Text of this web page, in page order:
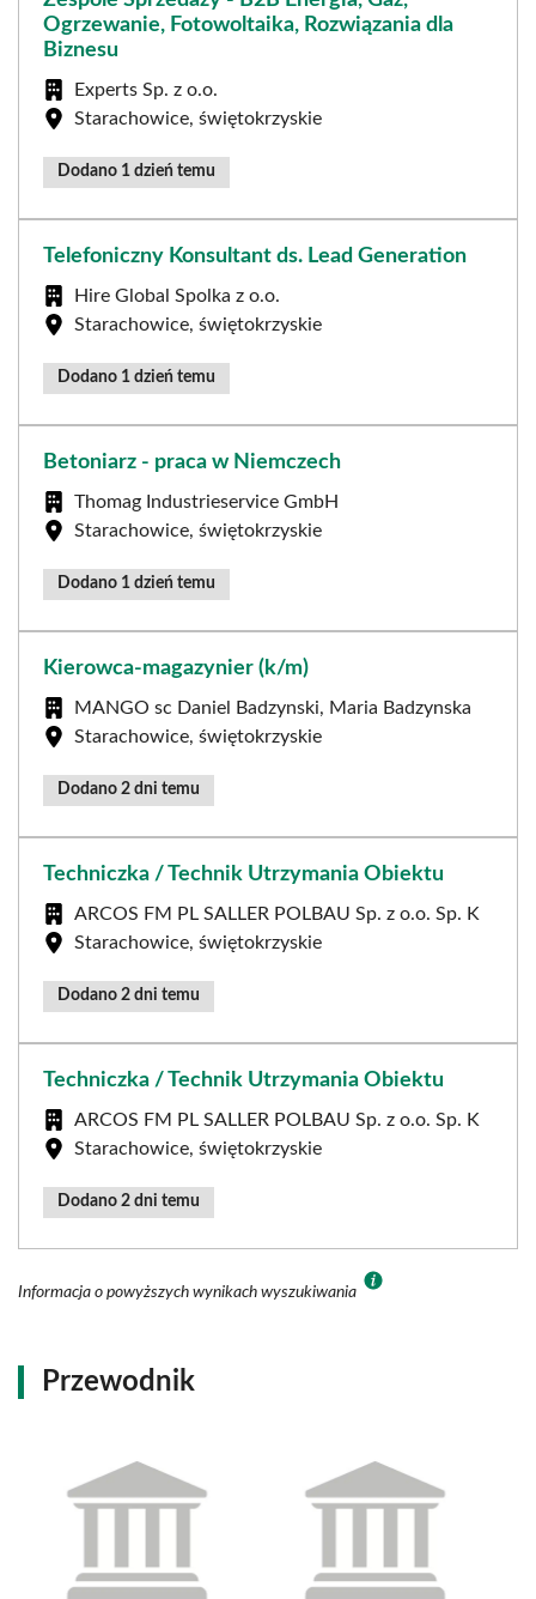
Ogrzewanie, Fotowoltaika, Rozwiązania dla
Biznesu
Experts Sp. z o.o.
Starachowice, świętokrzyskie
Dodano 1 dzień temu
Telefoniczny Konsultant ds. Lead Generation
Hire Global Spolka z o.o.
Starachowice, świętokrzyskie
Dodano 1 dzień temu
Betoniarz - praca w Niemczech
Thomag Industrieservice GmbH
Starachowice, świętokrzyskie
Dodano 1 dzień temu
Kierowca-magazynier (k/m)
MANGO sc Daniel Badzynski, Maria Badzynska
Starachowice, świętokrzyskie
Dodano 2 dni temu
Techniczka / Technik Utrzymania Obiektu
ARCOS FM PL SALLER POLBAU Sp. z o.o. Sp. K
Starachowice, świętokrzyskie
Dodano 2 dni temu
Techniczka / Technik Utrzymania Obiektu
ARCOS FM PL SALLER POLBAU Sp. z o.o. Sp. K
Starachowice, świętokrzyskie
Dodano 2 dni temu
Informacja o powyższych wynikach wyszukiwania
Przewodnik